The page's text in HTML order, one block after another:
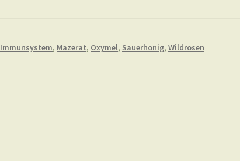
Immunsystem, Mazerat, Oxymel, Sauerhonig,Wildrosen